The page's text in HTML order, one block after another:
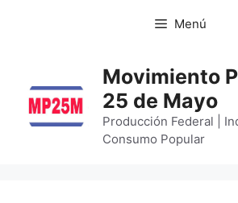
Menú
Movimiento
25 de Mayo
Producción Federal |
Consumo Popular